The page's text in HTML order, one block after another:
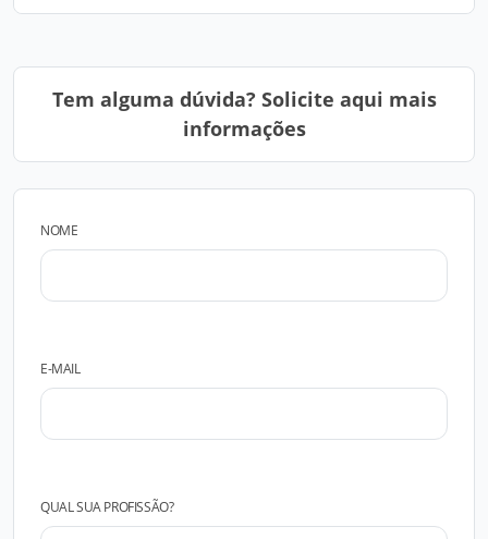
Tem alguma dúvida? Solicite aqui mais
informações
NOME
E-MAIL
QUAL SUA PROFISSÃO?